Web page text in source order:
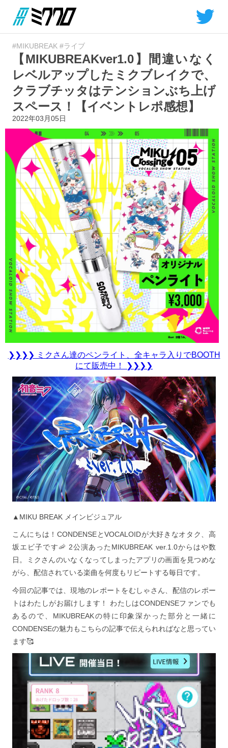
#MIKUBREAK #ライブ
【MIKUBREAKver1.0】間違いなく
レベルアップしたミクブレイクで、
クラブチッタはテンションぶち上げ
スペース！【イベントレポ感想】
2022年03月05日
❯❯❯❯ ミクさん達のペンライト、全キャラ入りでBOOTH
にて販売中！ ❯❯❯❯
▲MIKU BREAK メインビジュアル
こんにちは！CONDENSEとVOCALOIDが大好きなオタク、高
坂エビ子です🦐 2公演あったMIKUBREAK ver.1.0からはや数
日。ミクさんのいなくなってしまったアプリの画面を見つめな
がら、配信されている楽曲を何度もリピートする毎日です。
今回の記事では、現地のレポートをむしゃさん、配信のレポー
トはわたしがお届けします！ わたしはCONDENSEファンでも
あるので、MIKUBREAKの特に印象深かった部分と一緒に
CONDENSEの魅力もこちらの記事で伝えられればなと思ってい
ます🥰